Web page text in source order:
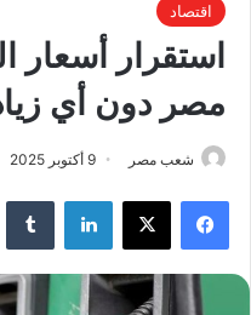
اقتصاد
استقرار أسعار
مصر دون أي
شعب مصر 9 أكتوبر 2025
فيسبوك ‫X لينكدإن